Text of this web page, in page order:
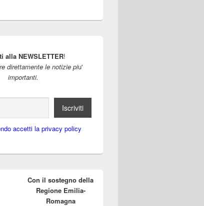
parrocchiale
alla NEWSLETTER!
direttamente le notizie piu'
importanti.
accetti la privacy policy
Con il sostegno della
Regione Emilia-
Romagna